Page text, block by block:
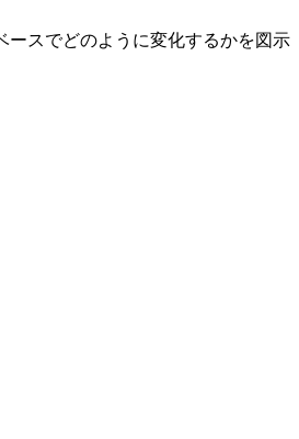
ースでどのように変化するかを図示